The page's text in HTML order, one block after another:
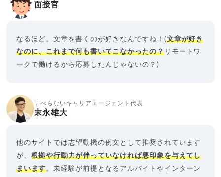
面接官
なるほど。文章を書くのが好きなんですね！(文章が好き
なのに、これまで何も書いてこなかったの？リモートワ
ークで働けるから応募したんじゃないの？)
すべらないキャリアエージェント代表
末永雄大
他のサイトでは志望動機の例文として推奨されています
が、根拠や行動力が伴っていなければ悪印象を与えてし
まいます。未経験が前提となるアルバイトやインターン